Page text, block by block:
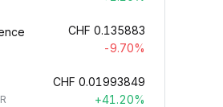
CHF 0.135883
-9.70%
CHF 0.01993849
+41.20%